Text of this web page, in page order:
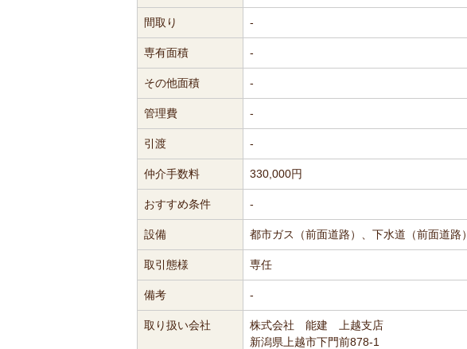
間取り -
専有面積 -
その他面積 -
管理費 -
引渡 -
仲介手数料 330,000円
おすすめ条件 -
設備 都市ガス（前面道路）、下水道（前面道路）
取引態様 専任
備考 -
取り扱い会社
株式会社 能建 上越支店
新潟県上越市下門前878-1